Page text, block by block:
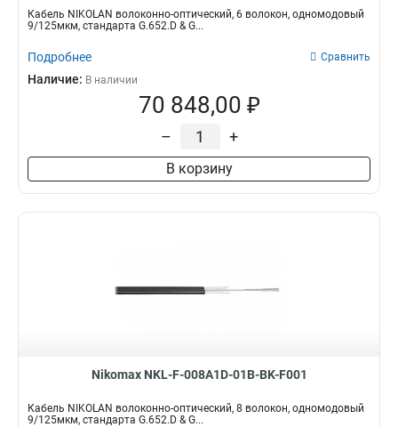
Кабель NIKOLAN волоконно-оптический, 6 волокон, одномодовый
9/125мкм, стандарта G.652.D & G...
Подробнее Сравнить
Наличие: В наличии
70 848,00 ₽
– +
В корзину
Nikomax NKL-F-008A1D-01B-BK-F001
Кабель NIKOLAN волоконно-оптический, 8 волокон, одномодовый
9/125мкм, стандарта G.652.D & G...